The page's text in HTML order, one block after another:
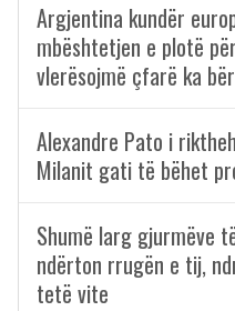
Argjentina kundër
mbështetjen e plotë
vlerësojmë çfarë ka
Alexandre Pato i
Milanit gati të bëhet
Shumë larg gjurmëve
ndërton rrugën e tij,
tetë vite